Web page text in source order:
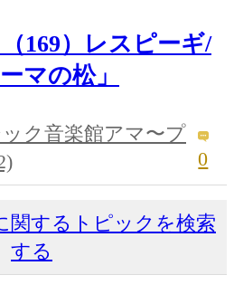
169）レスピーギ/
マの松」
ク音楽館アマ〜プ
0
関するトピックを検索
する